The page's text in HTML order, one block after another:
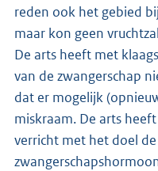
reden ook het gebied
maar kon geen
De arts heeft met
van de zwangerschap
dat er mogelijk
miskraam. De arts
verricht met het doel